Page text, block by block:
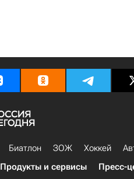
Биатлон ЗОЖ Хоккей
Продукты и сервисы Пресс-